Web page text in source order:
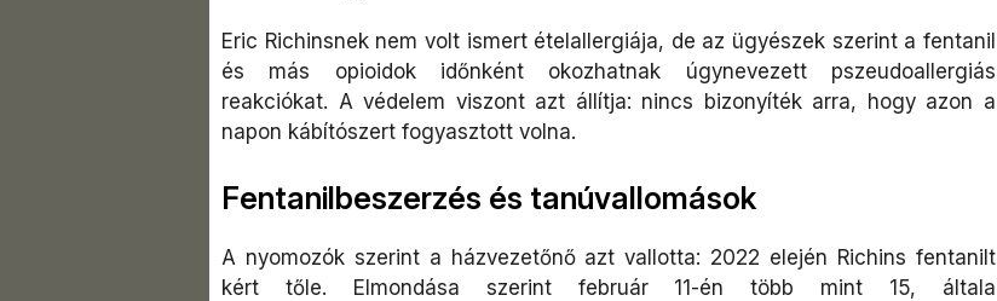
Eric Richinsnek nem volt ismert ételallergiája, de az ügyészek szerint a fentanil
és más opioidok időnként okozhatnak úgynevezett pszeudoallergiás
reakciókat. A védelem viszont azt állítja: nincs bizonyíték arra, hogy azon a
napon kábítószert fogyasztott volna.
Fentanilbeszerzés és tanúvallomások
A nyomozók szerint a házvezetőnő azt vallotta: 2022 elején Richins fentanilt
kért tőle. Elmondása szerint február 11-én több mint 15, általa